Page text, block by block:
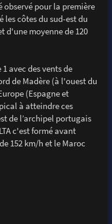
observé pour la première
côtes du sud-est du
d'une moyenne de 120
avec des vents de
de Madère (à l'ouest du
(Espagne et
à atteindre ces
de l’archipel portugais
c'est formé avant
152 km/h et le Maroc